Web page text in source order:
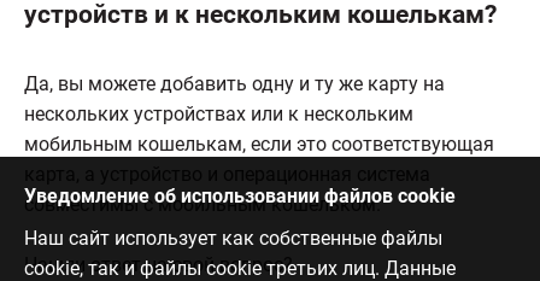
устройств и к нескольким кошелькам?
Да, вы можете добавить одну и ту же карту на
нескольких устройствах или к нескольким
мобильным кошелькам, если это соответствующая
совместимы с мобильным кошельком.
Нашли ответ на свой вопрос?
Уведомление об использовании файлов cookie
Наш сайт использует как собственные файлы
cookie, так и файлы cookie третьих лиц. Данные